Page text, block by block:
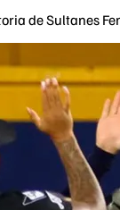
de Sultanes